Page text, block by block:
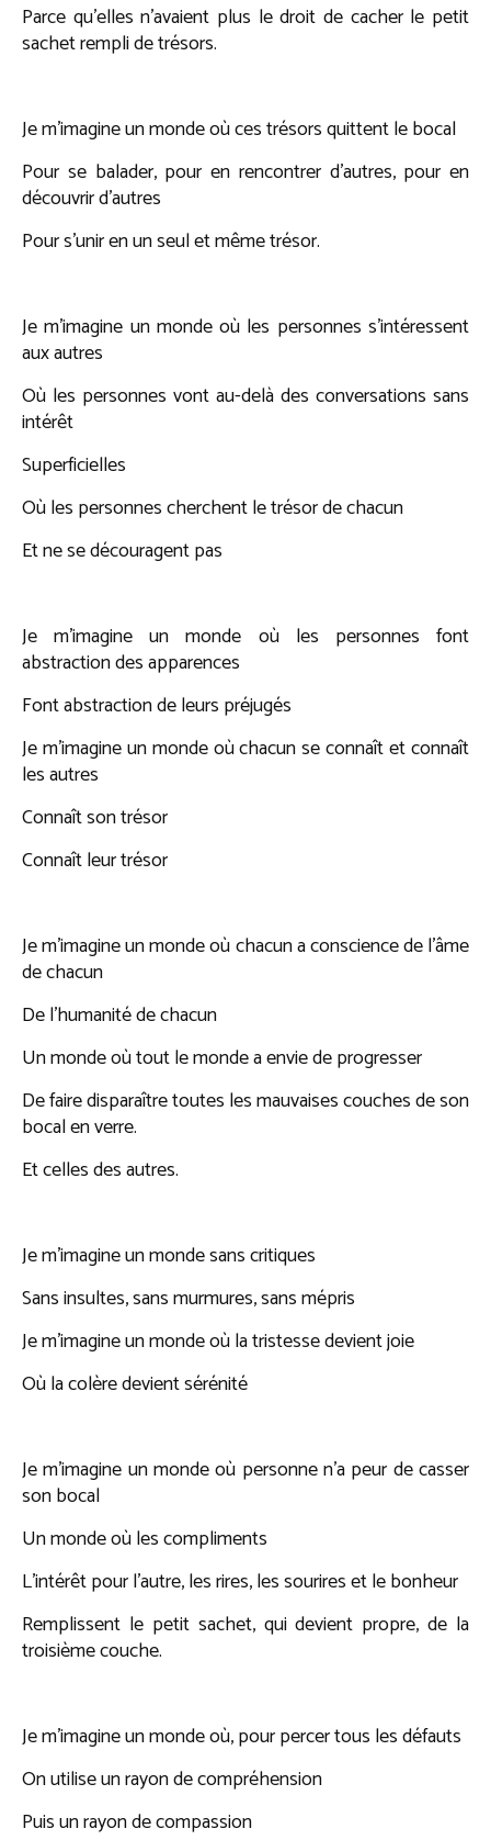
Parce qu’elles n’avaient plus le droit de cacher le petit
sachet rempli de trésors.
Je m’imagine un monde où ces trésors quittent le bocal
Pour se balader, pour en rencontrer d’autres, pour en
découvrir d’autres
Pour s’unir en un seul et même trésor.
Je m’imagine un monde où les personnes s’intéressent
aux autres
Où les personnes vont au-delà des conversations sans
intérêt
Superficielles
Où les personnes cherchent le trésor de chacun
Et ne se découragent pas
Je m’imagine un monde où les personnes font
abstraction des apparences
Font abstraction de leurs préjugés
Je m’imagine un monde où chacun se connaît et connaît
les autres
Connaît son trésor
Connaît leur trésor
Je m’imagine un monde où chacun a conscience de l’âme
de chacun
De l’humanité de chacun
Un monde où tout le monde a envie de progresser
De faire disparaître toutes les mauvaises couches de son
bocal en verre.
Et celles des autres.
Je m’imagine un monde sans critiques
Sans insultes, sans murmures, sans mépris
Je m’imagine un monde où la tristesse devient joie
Où la colère devient sérénité
Je m’imagine un monde où personne n’a peur de casser
son bocal
Un monde où les compliments
L’intérêt pour l’autre, les rires, les sourires et le bonheur
Remplissent le petit sachet, qui devient propre, de la
troisième couche.
Je m’imagine un monde où, pour percer tous les défauts
On utilise un rayon de compréhension
Puis un rayon de compassion